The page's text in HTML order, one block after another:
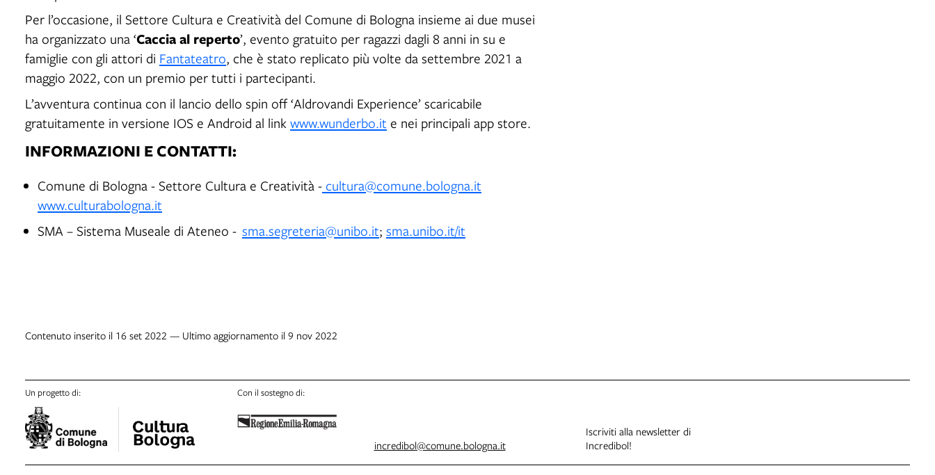
Per l’occasione, il Settore Cultura e Creatività del Comune di Bologna insieme ai due musei
ha organizzato una ‘Caccia al reperto’, evento gratuito per ragazzi dagli 8 anni in su e
famiglie con gli attori di Fantateatro, che è stato replicato più volte da settembre 2021 a
maggio 2022, con un premio per tutti i partecipanti.
L’avventura continua con il lancio dello spin off ‘Aldrovandi Experience’ scaricabile
gratuitamente in versione IOS e Android al link www.wunderbo.it e nei principali app store.
INFORMAZIONI E CONTATTI:
Comune di Bologna - Settore Cultura e Creatività - cultura@comune.bologna.it
www.culturabologna.it
SMA – Sistema Museale di Ateneo - sma.segreteria@unibo.it; sma.unibo.it/it
Contenuto inserito il 16 set 2022 — Ultimo aggiornamento il 9 nov 2022
Un progetto di: Con il sostegno di:
incredibol@comune.bologna.it
Iscriviti alla newsletter di
Incredibol!